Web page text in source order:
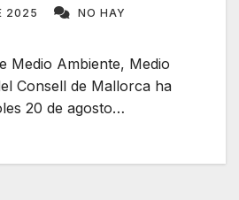
2025
NO HAY
Medio Ambiente, Medio
Consell de Mallorca ha
20 de agosto…